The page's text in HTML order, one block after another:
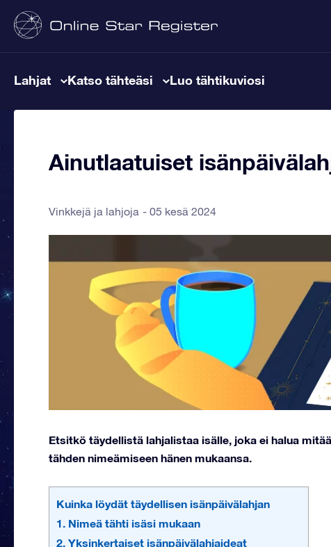
Lahjat Katso tähteäsi Luo tähtikuviosi
Ainutlaatuiset
Vinkkejä ja lahjoja 05 kesä 2024
Etsitkö täydellistä lahjalistaa isälle, joka ei halua
tähden nimeämiseen hänen mukaansa.
Kuinka löydät täydellisen isänpäivälahjan
1. Nimeä tähti isäsi mukaan
2. Yksinkertaiset isänpäivälahjaideat